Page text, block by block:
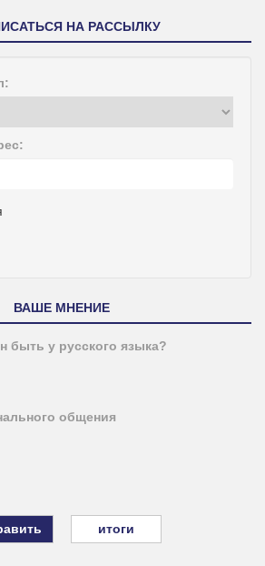
НА РАССЫЛКУ
ВАШЕ МНЕНИЕ
быть у русского языка?
общения
итоги